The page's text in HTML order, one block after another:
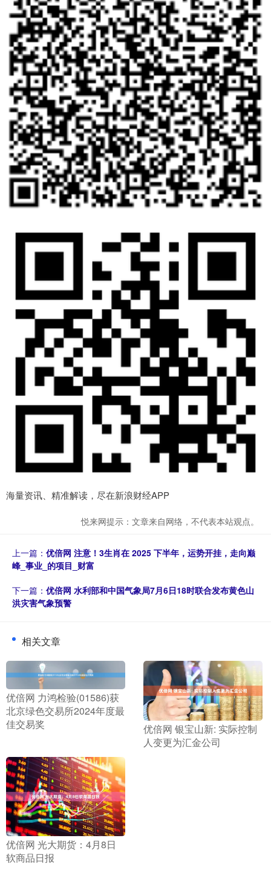
海量资讯、精准解读，尽在新浪财经APP
悦来网提示：文章来自网络，不代表本站观点。
上一篇： 优倍网 注意！3生肖在 2025 下半年，运势开挂，走向巅
峰_事业_的项目_财富
下一篇： 优倍网 水利部和中国气象局7月6日18时联合发布黄色山
洪灾害气象预警
相关文章
​优倍网 力鸿检验(01586)获
北京绿色交易所2024年度最
佳交易奖
​优倍网 银宝山新: 实际控制
人变更为汇金公司
​优倍网 光大期货：4月8日
软商品日报